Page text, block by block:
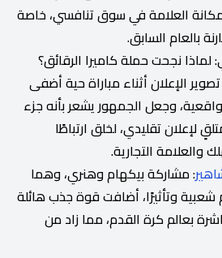
العلامة في سوق تنافسي، خاصة
بالعام السابق.
نجحت حملة كاميرا الرقائق؟
الإعلان أثناء مباراة حية أضفى
وجعل الجمهور يشعر بأنه جزء
لإعلان تقليدي، لخلق ارتباطًا
والعلامة التجارية.
: مشاركة بيكهام وهنري، وهما
وتأثيرًا، أضافت قوة جذب هائلة
بعالم كرة القدم، مما زاد من